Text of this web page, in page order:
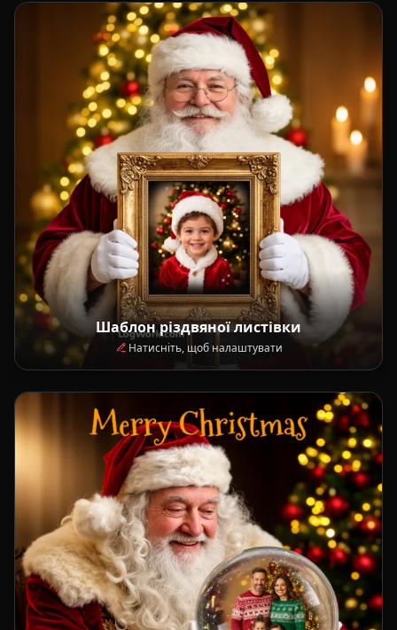
Шаблон різдвяної листівки
Натисніть, щоб налаштувати